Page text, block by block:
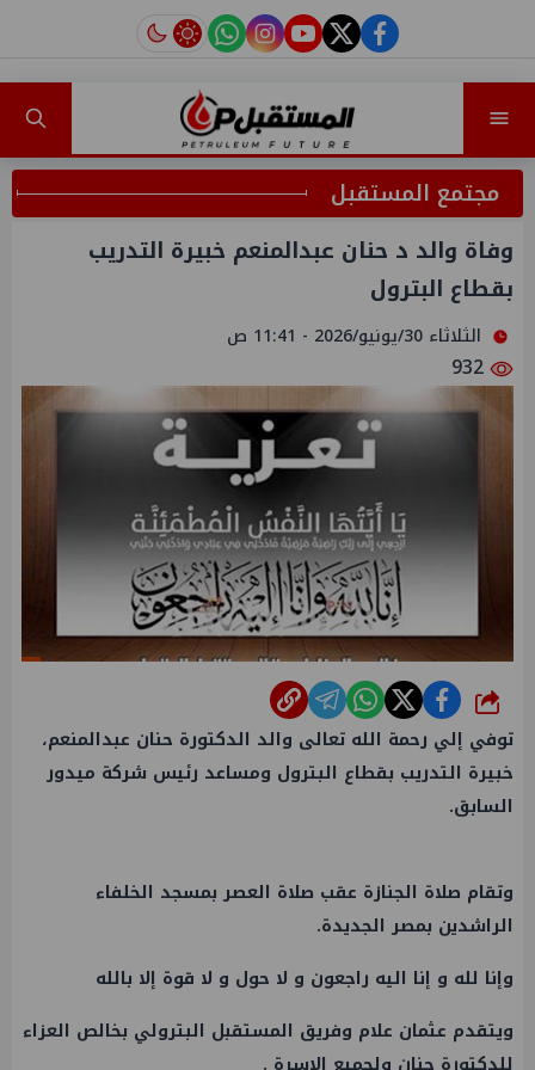
facebook
twitter
youtube
instagram
tiktok
مجتمع المستقبل
وفاة والد د حنان عبدالمنعم خبيرة التدريب
بقطاع البترول
الثلاثاء 30/يونيو/2026 - 11:41 ص
شارك
توفي إلي رحمة الله تعالى والد الدكتورة حنان عبدالمنعم،
خبيرة التدريب بقطاع البترول ومساعد رئيس شركة ميدور
السابق.
وتقام صلاة الجنازة عقب صلاة العصر بمسجد الخلفاء
الراشدين بمصر الجديدة.
وإنا لله و إنا اليه راجعون و لا حول و لا قوة إلا بالله
ويتقدم عثمان علام وفريق المستقبل البترولي بخالص العزاء